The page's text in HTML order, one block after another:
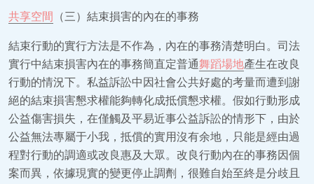
共享空間 （三）結束損害的內在的事務
結束行動的實行方法是不作為，內在的事務清楚明白。司法
實行中結束損害內在的事務簡直定普通舞蹈場地產生在改良
行動的情況下。私益訴訟中因社會公共好處的考量而遭到謝
絕的結束損害懇求權能夠轉化成抵償懇求權。假如行動形成
公益傷害損失，在僅觸及平易近事公益訴訟的情形下，由於
公益無法專屬于小我，抵償的實用沒有余地，只能是經由過
程對行動的調適或改良惠及大眾。改良行動內在的事務因個
案而異，依據現實的變更停止調劑，很難自始至終是分歧且